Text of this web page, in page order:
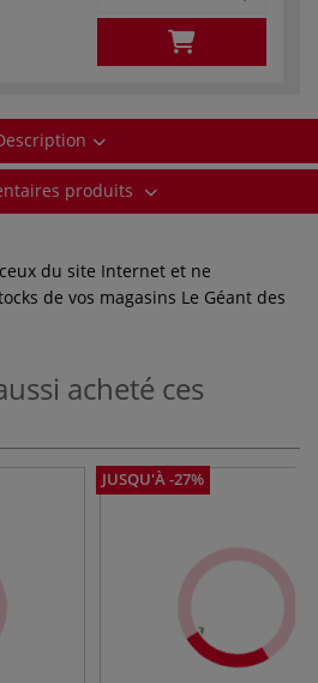
produits
du site Internet et ne
de vos magasins Le Géant des
acheté ces
JUSQU'À -27%